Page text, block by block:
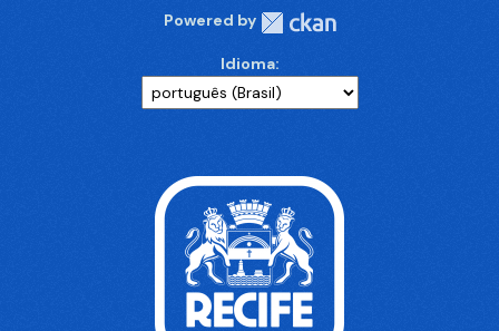
Powered by
Idioma